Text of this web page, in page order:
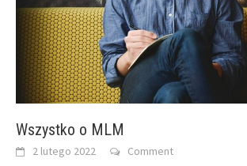
Wszystko o MLM
2 lutego 2022 Comment